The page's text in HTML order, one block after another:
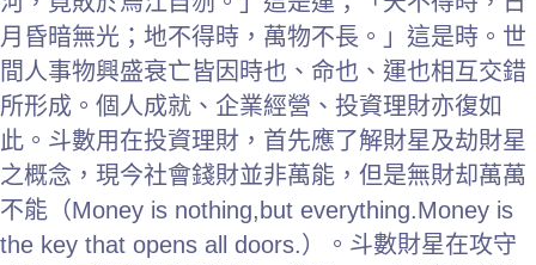
月昏暗無光；地不得時，萬物不長。」這是時。世
間人事物興盛衰亡皆因時也、命也、運也相互交錯
所形成。個人成就、企業經營、投資理財亦復如
此。斗數用在投資理財，首先應了解財星及劫財星
之概念，現今社會錢財並非萬能，但是無財却萬萬
不能（Money is nothing,but everything.Money is
the key that opens all doors.）。斗數財星在攻守